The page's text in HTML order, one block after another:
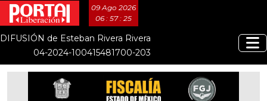
09 Ago 2026
06 : 57 : 25
DIFUSIÓN de Esteban Rivera Rivera
04-2024-100415481700-203